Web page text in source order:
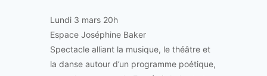
Lundi 3 mars 20h
Espace Joséphine Baker
Spectacle alliant la musique, le théâtre et
la danse autour d’un programme poétique,